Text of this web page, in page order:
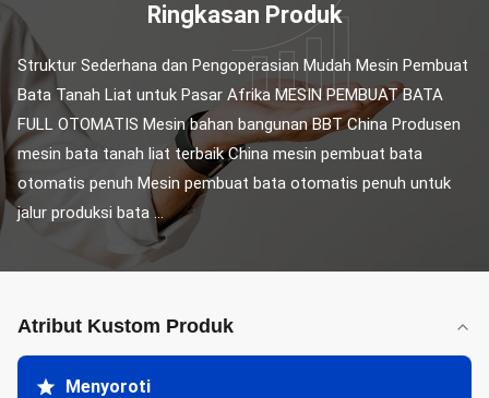
Ringkasan Produk
Struktur Sederhana dan Pengoperasian Mudah Mesin Pembuat
Bata Tanah Liat untuk Pasar Afrika MESIN PEMBUAT BATA
FULL OTOMATIS Mesin bahan bangunan BBT China Produsen
mesin bata tanah liat terbaik China mesin pembuat bata
otomatis penuh Mesin pembuat bata otomatis penuh untuk
jalur produksi bata ...
Atribut Kustom Produk
Menyoroti